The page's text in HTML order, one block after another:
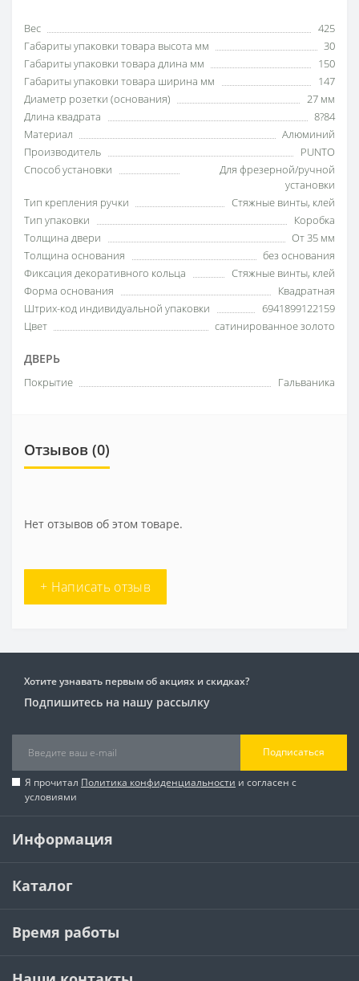
Вес
425
Габариты упаковки товара высота мм
30
Габариты упаковки товара длина мм
150
Габариты упаковки товара ширина мм
147
Диаметр розетки (основания)
27 мм
Длина квадрата
8?84
Материал
Алюминий
Производитель
PUNTO
Способ установки
Для фрезерной/ручной
установки
Тип крепления ручки
Стяжные винты, клей
Тип упаковки
Коробка
Толщина двери
От 35 мм
Толщина основания
без основания
Фиксация декоративного кольца
Стяжные винты, клей
Форма основания
Квадратная
Штрих-код индивидуальной упаковки
6941899122159
Цвет
сатинированное золото
ДВЕРЬ
Покрытие Гальваника
Отзывов (0)
Нет отзывов об этом товаре.
+ Написать отзыв
Хотите узнавать первым об акциях и скидках?
Подпишитесь на нашу рассылку
Подписаться
Я прочитал Политика конфиденциальности и согласен с
условиями
Информация
Каталог
Время работы